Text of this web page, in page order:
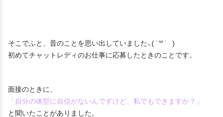
そこでふと、昔のことを思い出していました⸜(˙꒳​˙ )
初めてチャットレディのお仕事に応募したときのことです。
面接のときに、
「自分の体型に自信がないんですけど、私でもできますか？」
と聞いたことがありました。